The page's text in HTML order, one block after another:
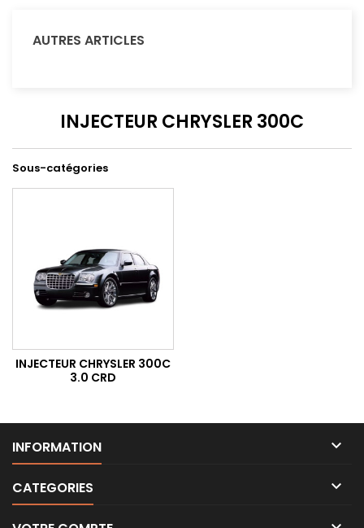
AUTRES ARTICLES
INJECTEUR CHRYSLER 300C
Sous-catégories
INJECTEUR CHRYSLER 300C
3.0 CRD
INFORMATION 
CATEGORIES 